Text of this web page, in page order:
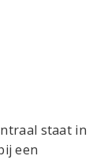
staat in
een